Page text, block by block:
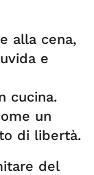
alla cena,
e
cucina.
un
di libertà.
del